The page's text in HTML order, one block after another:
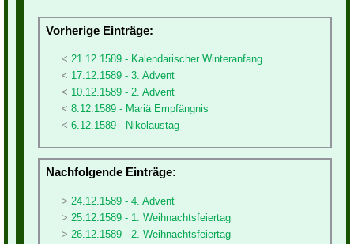
Vorherige Einträge:
21.12.1589 - Kalendarischer Winteranfang
17.12.1589 - 3. Advent
10.12.1589 - 2. Advent
8.12.1589 - Mariä Empfängnis
6.12.1589 - Nikolaustag
Nachfolgende Einträge:
24.12.1589 - 4. Advent
25.12.1589 - 1. Weihnachtsfeiertag
26.12.1589 - 2. Weihnachtsfeiertag